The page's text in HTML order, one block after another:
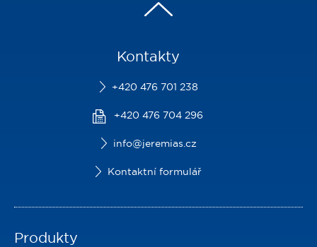
Kontakty
+420 476 701 238
+420 476 704 296
info@jeremias.cz
Kontaktní formulář
Produkty